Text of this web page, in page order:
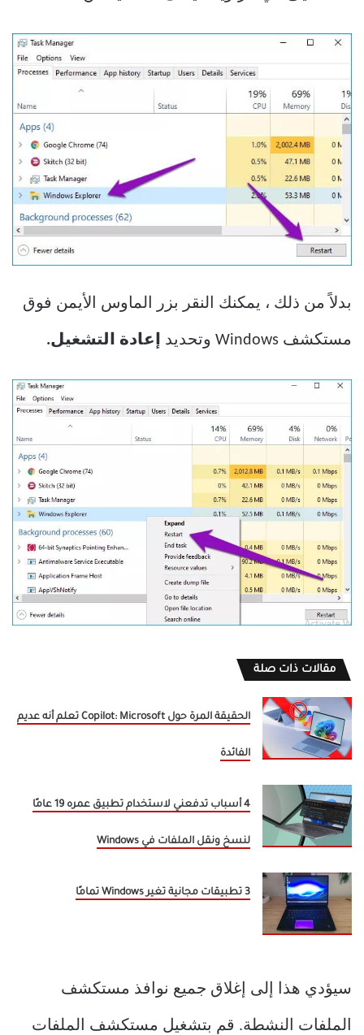
بدلاً من ذلك ، يمكنك النقر بزر الماوس الأيمن فوق
مستكشف Windows وتحديد إعادة التشغيل.
مقالات ذات صلة
الحقيقة المرة حول Copilot: Microsoft تعلم أنه عديم
الفائدة
4 أسباب تدفعني لاستخدام تطبيق عمره 19 عامًا
لنسخ ونقل الملفات في Windows
3 تطبيقات مجانية تغير Windows تمامًا
سيؤدي هذا إلى إغلاق جميع نوافذ مستكشف
الملفات النشطة. قم بتشغيل مستكشف الملفات